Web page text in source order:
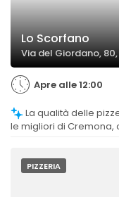
Lo Scorfano
Via del Giordano,
Apre alle 12:00
le migliori di
PIZZERIA